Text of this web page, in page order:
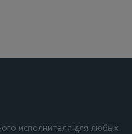
исполнителя для любых